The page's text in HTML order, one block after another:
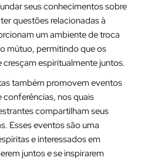
seus conhecimentos sobre
questões relacionadas à
um ambiente de troca
mútuo, permitindo que os
espiritualmente juntos.
também promovem eventos
nos quais
compartilham seus
Esses eventos são uma
e interessados em
juntos e se inspirarem